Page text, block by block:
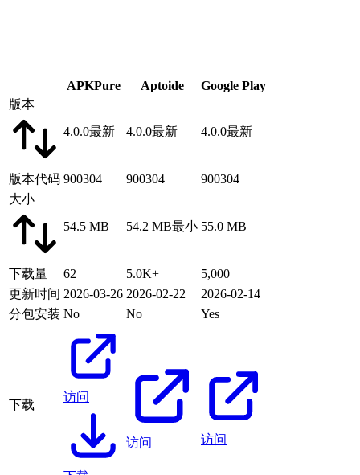
APKPure Aptoide
Google Play
版本
4.0.0最新 4.0.0最新 4.0.0最新
版本代码 900304 900304
900304
大小
54.5 MB
54.2 MB最小 55.0 MB
下载量 62 5.0K+
5,000
更新时间 2026-03-26 2026-02-22
2026-02-14
分包安装 No No Yes
下载
访问
访问 访问